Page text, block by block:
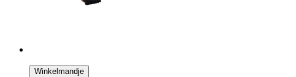
Winkelmandje